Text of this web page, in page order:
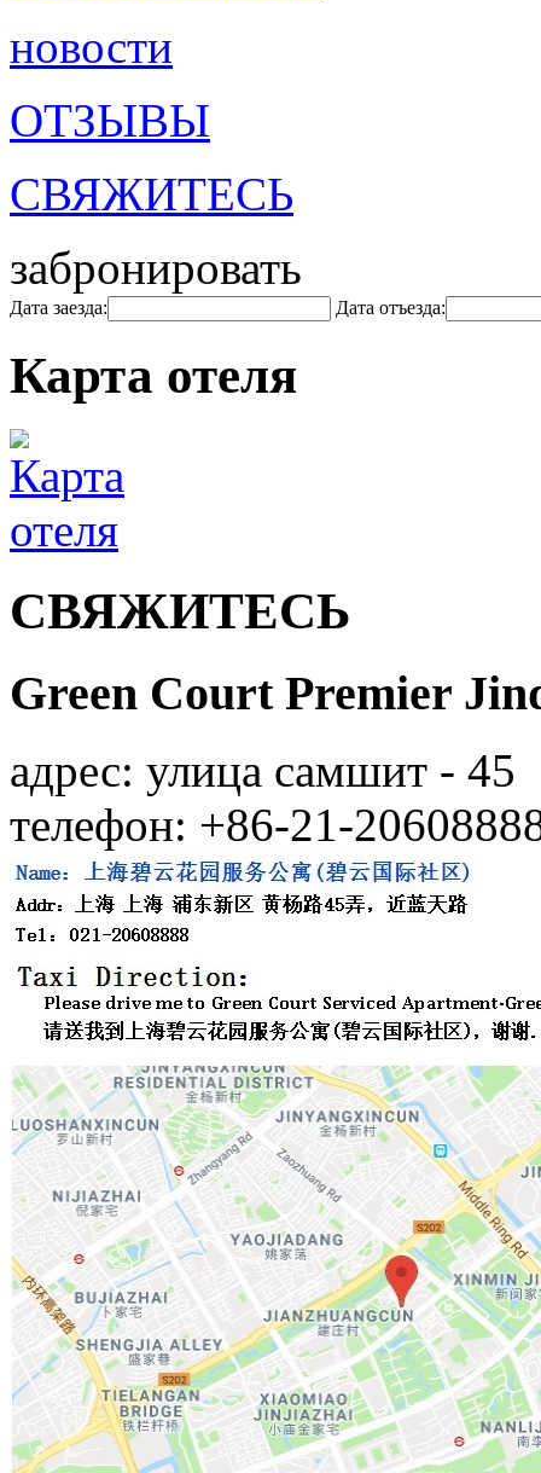
новости
ОТЗЫВЫ
СВЯЖИТЕСЬ
забронировать
Дата заезда: Дата отъезда:
Карта отеля
СВЯЖИТЕСЬ
Green Court Premier
адрес: улица самшит - 45
телефон: +86-21-